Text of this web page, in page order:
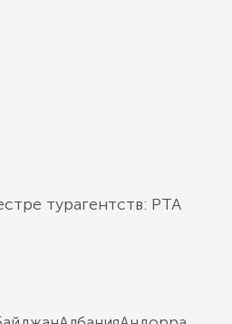
турагентств: РТА